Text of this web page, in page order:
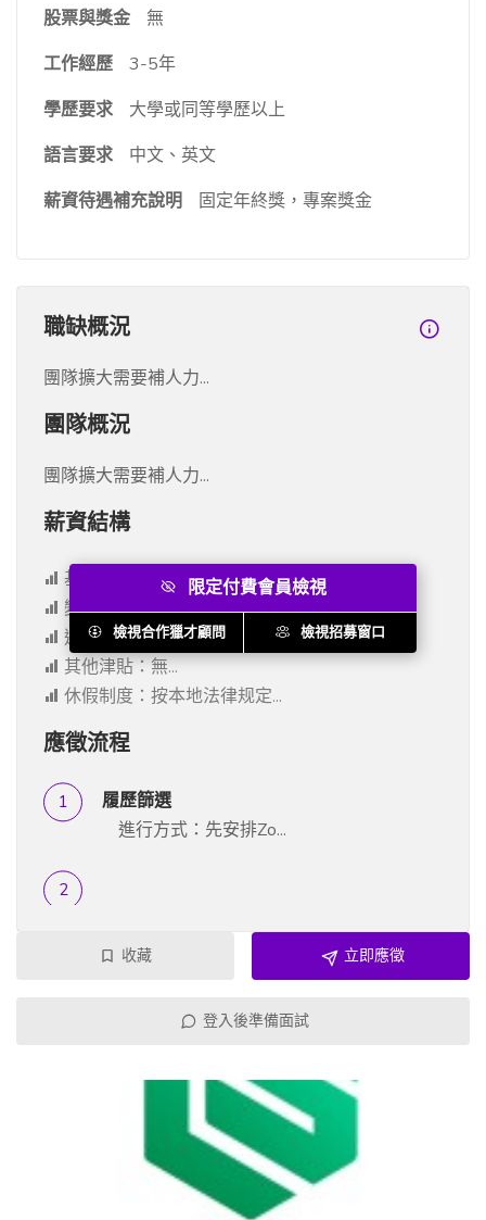
股票與獎金
無
工作經歷
3-5年
學歷要求
大學或同等學歷以上
語言要求
中文、英文
薪資待遇補充說明
固定年終獎，專案獎金
職缺概況
團隊擴大需要補人力...
團隊概況
團隊擴大需要補人力...
薪資結構
基本月薪*幾個月：30k*12...
變動薪資：年終獎 （30k /...
股票：無...
選擇權：無...
簽約金、訓練費用：無...
其他津貼：無...
休假制度：按本地法律规定...
應徵流程
履歷篩選
進行方式：先安排Zo...
限定付費會員檢視
檢視合作獵才顧問 檢視招募窗口
收藏 立即應徵
登入後準備面試